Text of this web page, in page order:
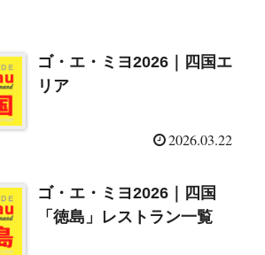
ゴ・エ・ミヨ2026｜四国エ
リア
2026.03.22
ゴ・エ・ミヨ2026｜四国
「徳島」レストラン一覧